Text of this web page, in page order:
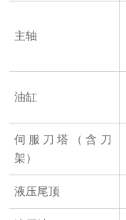
主轴
油缸
伺服刀塔（含刀
架）
液压尾顶